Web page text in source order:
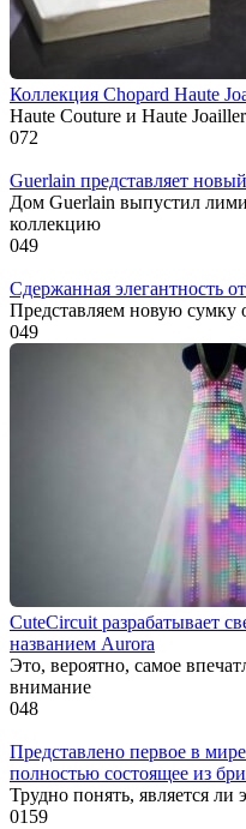
Коллекция Chopard Haute
Haute Couture и Haute
072
Guerlain представляет
Дом Guerlain выпустил
коллекцию
049
Сдержанная элегантность
Представляем новую сумку
049
CuteCircuit разрабатывает
названием Aurora
Это, вероятно, самое
внимание
048
Представлено первое в
полностью состоящее из
Трудно понять, является ли
0159